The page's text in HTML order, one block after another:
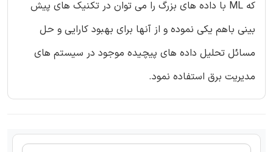
که ML با داده های بزرگ را می توان در تکنیک های پیش
بینی باهم یکی نموده و از آنها برای بهبود کارایی و حل
مسائل تحلیل داده های پیچیده موجود در سیستم های
مدیریت برق استفاده نمود.